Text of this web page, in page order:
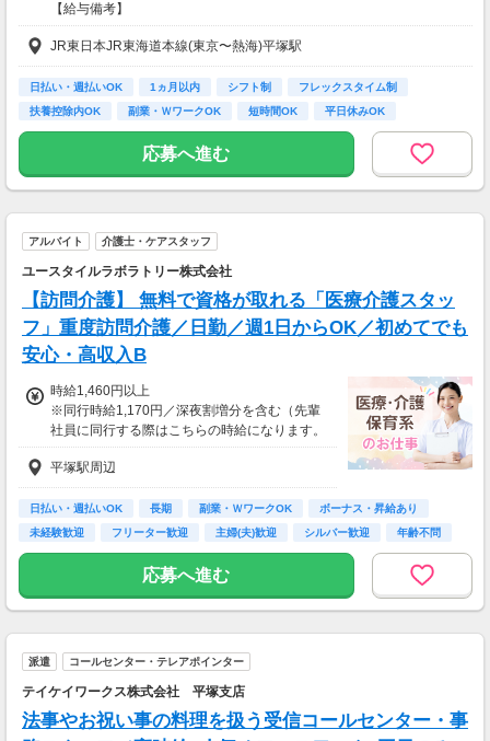
【給与備考】
■昇給あり
■日払い・週払い・先払いもOK
■充実の研修あり◎
座学1ヵ月（もちろん給与は同じ）を含む、
”超”丁寧な研修を行っています！
一切ありません。
ご安心くださいね！
毎月季節のイベントがたくさん。
急な出費でお財布がピンチ！！
即払い・週払い制度があるので安心♪
お気軽にご相談ください☆
【交通費備考】
※規定あり
JR東日本JR東海道本線(東京〜熱海)平塚駅
日払い・週払いOK 1ヵ月以内 シフト制
フレックスタイム制
扶養控除内OK
副業・ＷワークOK 短時間OK
平日休みOK
完全週休2日制 (土…
応募へ進む
アルバイト 介護士・ケアスタッフ
ユースタイルラボラトリー株式会社
【訪問介護】 無料で資格が取れる「医療介護スタッ
フ」重度訪問介護／日勤／週1日からOK／初めてでも
安心・高収入B
時給1,460円以上
※同行時給1,170円／深夜割増分を含む（先輩
社員に同行する際はこちらの時給になります。
入社後早い方で2週間で独り立ちも可能。）
※交通費一部支給（既定あり）
【収入例】
週1回勤務の場合：1,460円×8時間×4回=4万6,7
週3回勤務の場合：1,460円×8時間×12回=14万
0,160円
3,600円
平塚駅周辺
日払い・週払いOK 長期 副業・ＷワークOK
ボーナス・昇給あり
未経験歓迎
フリーター歓迎 主婦(夫)歓迎 シルバー歓迎 年齢不問
応募へ進む
派遣 コールセンター・テレアポインター
テイケイワークス株式会社 平塚支店
法事やお祝い事の料理を扱う受信コールセンター・事